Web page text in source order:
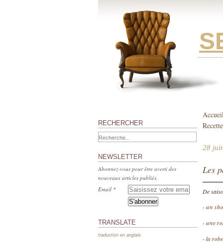
RECHERCHER
NEWSLETTER
Abonnez-vous pour être averti des
nouveaux articles publiés.
Email
TRANSLATE
traduction en anglais
28
Les
De
-un
-une
-la